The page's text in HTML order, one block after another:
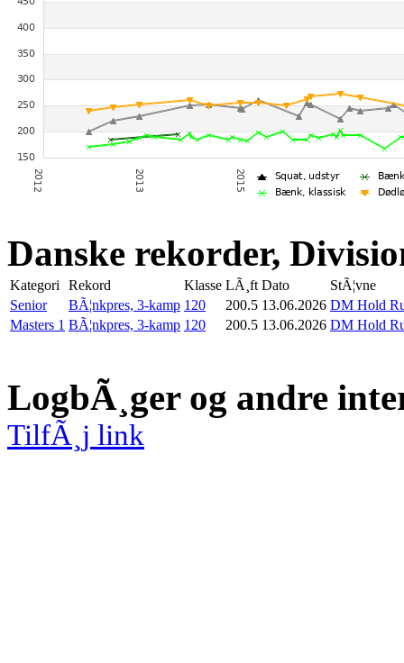
Danske rekorder,
Kategori Rekord Klasse LÃ¸ft Dato
StÃ¦vne
Senior
BÃ¦nkpres, 3-kamp 120 200.5 13.06.2026 DM Hold
Masters 1 BÃ¦nkpres, 3-kamp 120 200.5 13.06.2026 DM Hold
LogbÃ¸ger og andre
TilfÃ¸j link